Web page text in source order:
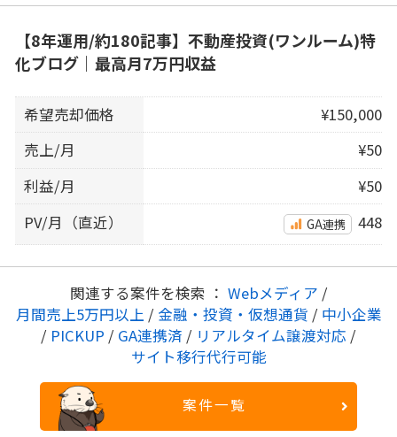
【8年運用/約180記事】不動産投資(ワンルーム)特
化ブログ｜最高月7万円収益
希望売却価格
¥150,000
売上/月
¥50
利益/月
¥50
PV/月（直近）
GA連携 448
関連する案件を検索 ： Webメディア /
月間売上5万円以上 / 金融・投資・仮想通貨 / 中小企業
/ PICKUP / GA連携済 / リアルタイム譲渡対応 /
サイト移行代行可能
案件一覧